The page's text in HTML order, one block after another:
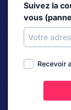
Suivez la
vous
Recevoir